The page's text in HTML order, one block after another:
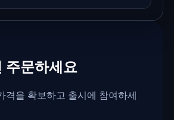
주문하세요
격을 확보하고 출시에 참여하세